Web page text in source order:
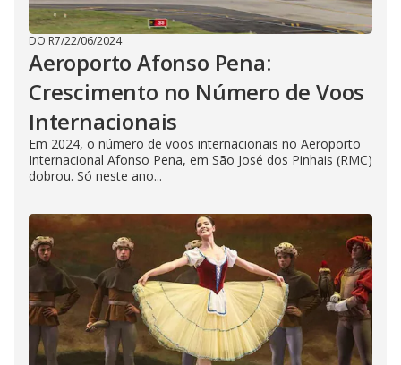
DO R7/22/06/2024
Aeroporto Afonso Pena:
Crescimento no Número de Voos
Internacionais
Em 2024, o número de voos internacionais no Aeroporto
Internacional Afonso Pena, em São José dos Pinhais (RMC)
dobrou. Só neste ano...